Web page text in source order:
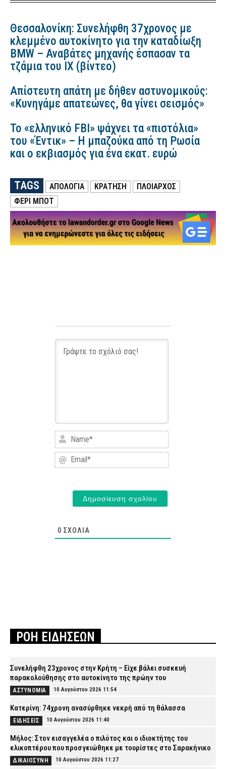
Θεσσαλονίκη: Συνελήφθη 37χρονος με
κλεμμένο αυτοκίνητο για την καταδίωξη
BMW – Αναβάτες μηχανής έσπασαν τα
τζάμια του ΙΧ (βίντεο)
Απίστευτη απάτη με δήθεν αστυνομικούς:
«Κυνηγάμε απατεώνες, θα γίνει σεισμός»
Το «ελληνικό FBI» ψάχνει τα «πιστόλια»
του «Έντικ» – Η μπαζούκα από τη Ρωσία
και ο εκβιασμός για ένα εκατ. ευρώ
TAGS ΑΠΟΛΟΓΙΑ ΚΡΑΤΗΣΗ
ΠΛΟΙΑΡΧΟΣ
ΦΈΡΙ ΜΠΟΤ
Name*
Email*
0 ΣΧΌΛΙΑ
ΡΟΗ ΕΙΔΗΣΕΩΝ
Συνελήφθη 23χρονος στην Κρήτη – Είχε βάλει συσκευή
παρακολούθησης στο αυτοκίνητο της πρώην του
ΑΣΤΥΝΟΜΙΑ 10 Αυγούστου 2026 11:54
Κατερίνη: 74χρονη ανασύρθηκε νεκρή από τη θάλασσα
ΕΙΔΗΣΕΙΣ 10 Αυγούστου 2026 11:40
Μήλος: Στον εισαγγελέα ο πιλότος και ο ιδιοκτήτης του
ελικοπτέρου που προσγειώθηκε με τουρίστες στο Σαρακήνικο
ΔΙΚΑΙΟΣΥΝΗ 10 Αυγούστου 2026 11:27